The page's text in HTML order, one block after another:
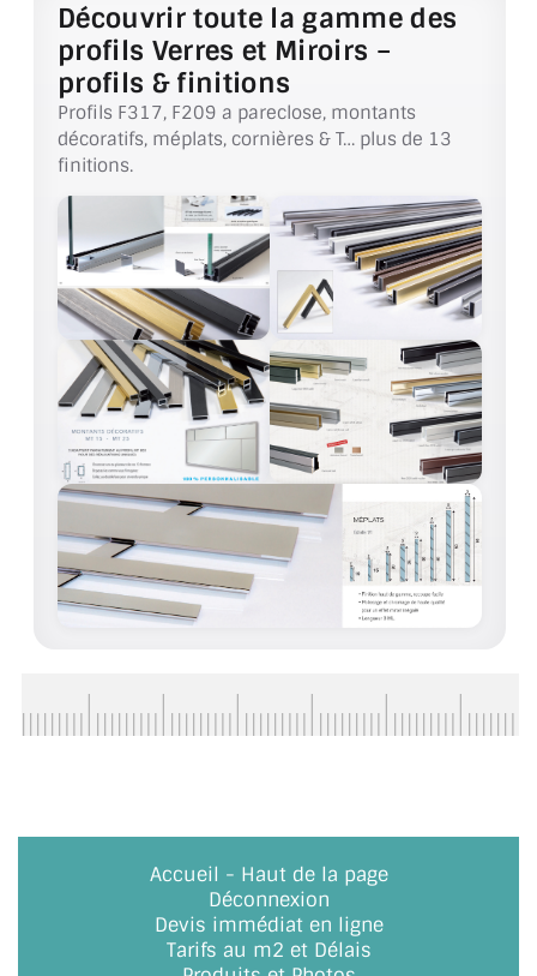
FIXATION GARDES CORPS
SYSTÈMES PIVOTANTS
SYSTÈMES COULISSANTS
LE CATALOGUE ACCESSOIRES
(STROMBINOSCOPE)
ACCESSOIRES EN PROMOTIONS
EXEMPLES, RÉALISATIONS, INSPIRATIONS
NUANCIER RAL
COMMENT COUPER DU VERRE ?
CONSEILS / AIDE
A PROPOS DE LA LIVRAISON
COMPTE PRO
MON PANIER
DÉCONNEXION
NOUS CONTACTER
Découvrir toute la gamme des
profils Verres et Miroirs –
profils & finitions
Profils F317, F209 a pareclose, montants
décoratifs, méplats, cornières & T… plus de 13
finitions.
Accueil - Haut de la page
Déconnexion
Devis immédiat en ligne
Tarifs au m2 et Délais